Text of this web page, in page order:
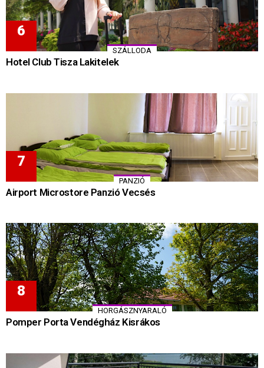
SZÁLLODA
Hotel Club Tisza Lakitelek
PANZIÓ
Airport Microstore Panzió Vecsés
HORGÁSZNYARALÓ
Pomper Porta Vendégház Kisrákos